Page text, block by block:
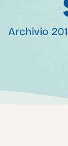
Archivio